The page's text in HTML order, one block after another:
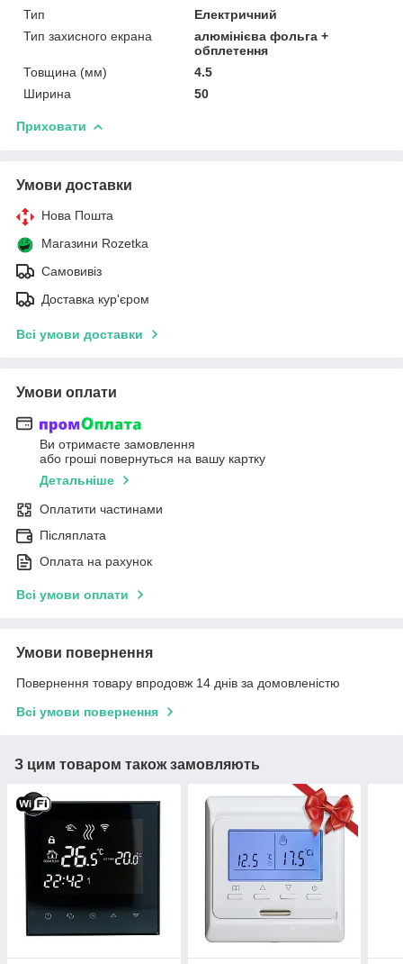
Тип
Електричний
Тип захисного екрана
алюмінієва фольга +
обплетення
Товщина (мм)
4.5
Ширина
50
Приховати
Умови доставки
Нова Пошта
Магазини Rozetka
Самовивіз
Доставка кур'єром
Всі умови доставки
Умови оплати
Ви отримаєте замовлення
або гроші повернуться на вашу картку
Детальніше
Оплатити частинами
Післяплата
Оплата на рахунок
Всі умови оплати
Умови повернення
Повернення товару впродовж 14 днів за домовленістю
Всі умови повернення
З цим товаром також замовляють